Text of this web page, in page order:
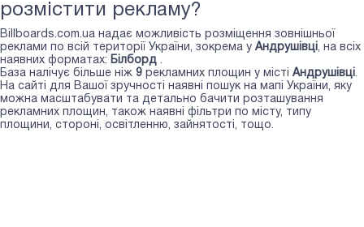
розмістити рекламу?
Billboards.com.ua надає можливість розміщення зовнішньої
реклами по всій території України, зокрема у Андрушівці, на всіх
наявних форматах: Білборд .
База налічує більше ніж 9 рекламних площин у місті Андрушівці.
На сайті для Вашої зручності наявні пошук на мапі України, яку
можна масштабувати та детально бачити розташування
рекламних площин, також наявні фільтри по місту, типу
площини, стороні, освітленню, зайнятості, тощо.